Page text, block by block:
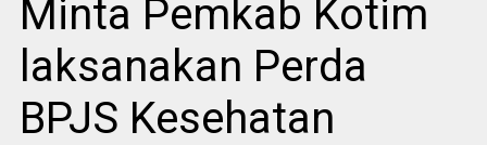
Minta Pemkab Kotim
laksanakan Perda
BPJS Kesehatan